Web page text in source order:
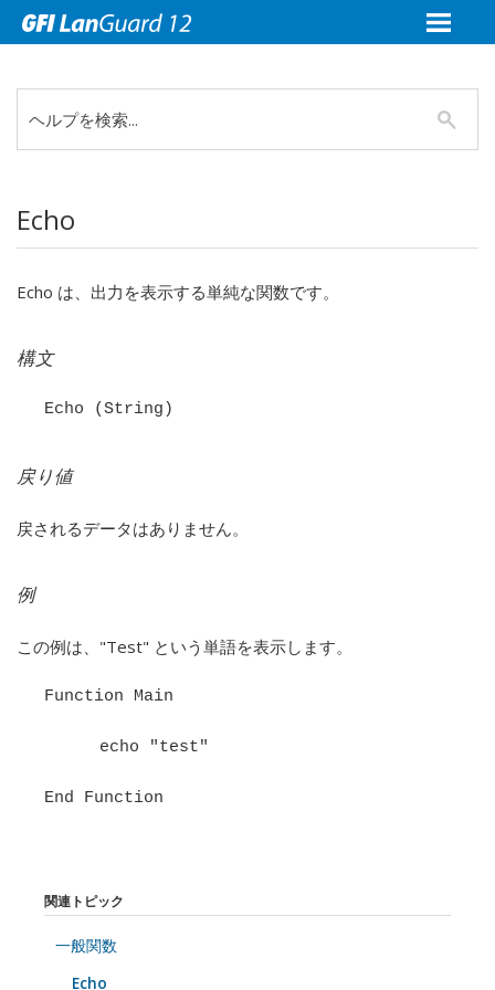
Echo
Echo は、出力を表示する単純な関数です。
構文
Echo (String)
戻り値
戻されるデータはありません。
例
この例は、"Test" という単語を表示します。
Function Main
echo "test"
End Function
関連トピック
一般関数
Echo